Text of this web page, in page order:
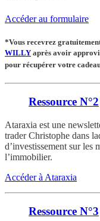
Accéder au formulaire
*Vous recevrez
WILLY après avoir
pour récupérer votre
Ressource N°2
Ataraxia est une
trader Christophe dans
d’investissement sur les
l’immobilier.
Accéder à Ataraxia
Ressource N°3